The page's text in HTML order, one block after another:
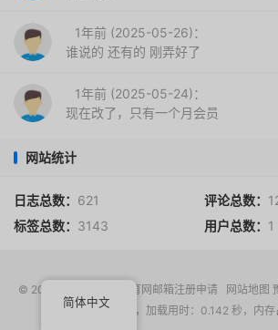
1年前 (2025-05-26)：
谁说的 还有的 刚弄好了
1年前 (2025-05-24)：
现在改了，只有一个月会员
网站统计
日志总数： 621 评论总数：
标签总数： 3143 用户总数： 1
© 2017-2026 EDU教育网邮箱注册申请 网站地图
请求次数：14 次，加载用时：0.142 秒，内
简体中文